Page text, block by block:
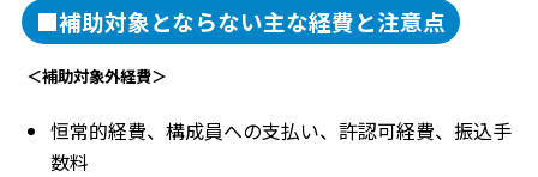
■補助対象とならない主な経費と注意点
＜補助対象外経費＞
恒常的経費、構成員への支払い、許認可経費、振込手
数料